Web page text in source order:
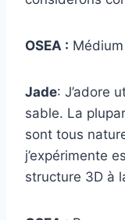
OSEA :
Jade: J’adore
sable. La
sont tous
j’expérimente
structure 3D à